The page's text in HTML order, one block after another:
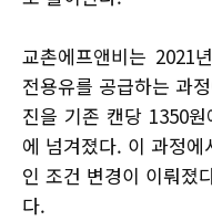
교촌에프앤비는 2021
전용유를 공급하는 과
진을 기존 캔당 1350
에 넘겨졌다. 이 과정
인 조건 변경이 이뤄졌
다.